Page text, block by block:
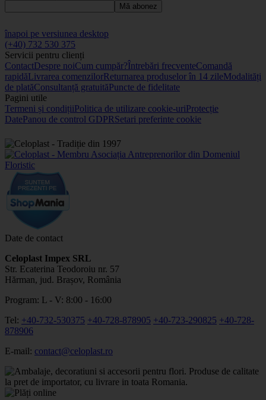
Mă abonez
înapoi pe versiunea desktop
(+40) 732 530 375
Servicii pentru clienți
ContactDespre noiCum cumpăr?Întrebări frecventeComandă
rapidăLivrarea comenzilorReturnarea produselor în 14 zileModalități
de platăConsultanță gratuităPuncte de fidelitate
Pagini utile
Termeni și condițiiPolitica de utilizare cookie-uriProtecție
DatePanou de control GDPRSetari preferinte cookie
Date de contact
Celoplast Impex SRL
Str. Ecaterina Teodoroiu nr. 57
Hărman, jud. Brașov, România
Program: L - V: 8:00 - 16:00
Tel: +40-732-530375 +40-728-878905 +40-723-290825 +40-728-
878906
E-mail: contact@celoplast.ro